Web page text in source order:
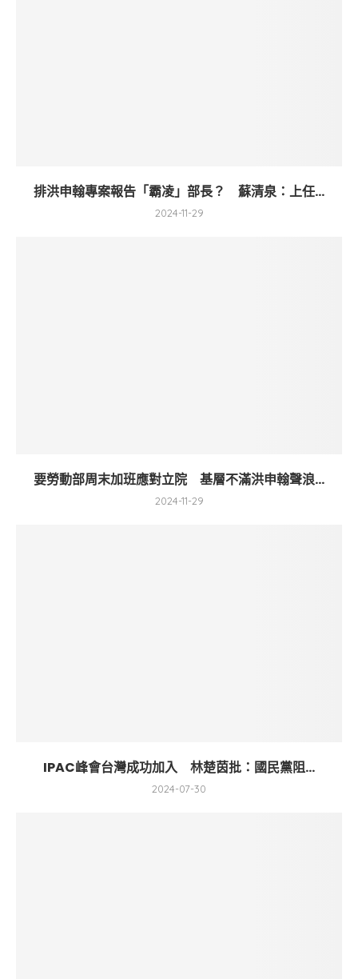
排洪申翰專案報告「霸凌」部長？ 蘇清泉：上任...
2024-11-29
要勞動部周末加班應對立院 基層不滿洪申翰聲浪...
2024-11-29
IPAC峰會台灣成功加入 林楚茵批：國民黨阻...
2024-07-30